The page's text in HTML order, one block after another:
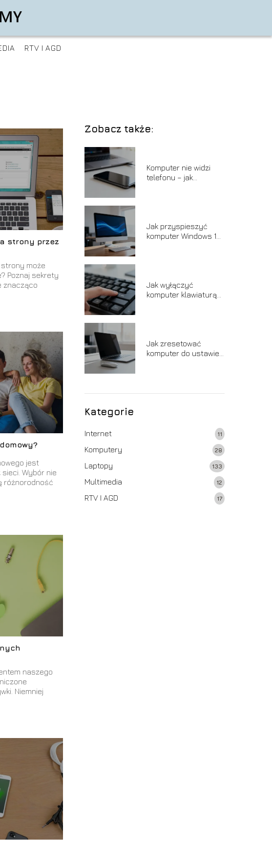
RTV I AGD
strony przez
strony może
Poznaj sekrety
znacząco
jest
Wybór nie
różnorodność
naszego
Niemniej
Zobacz także:
Komputer nie widzi
telefonu – jak
Jak przyspieszyć
komputer Windows 10
Jak wyłączyć
komputer klawiaturą?
Jak zresetować
komputer do ustawień
Kategorie
Internet 11
Komputery 28
Laptopy 133
Multimedia 12
RTV I AGD 17